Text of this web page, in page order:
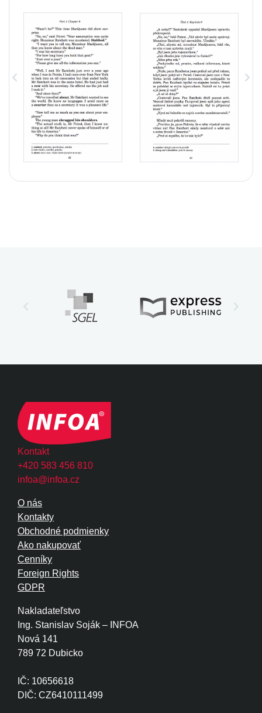
Kontakt
+420 583 456 810
infoa@infoa.cz
Nakladateľstvo
Ing. Stanislav Soják – INFOA
Nová 141
789 72 Dubicko
IČ: 10656618
DIČ: CZ6410111499
O nás
Kontakty
Obchodné podmienky
Ako nakupovať
Cenníky
Foreign Rights
GDPR